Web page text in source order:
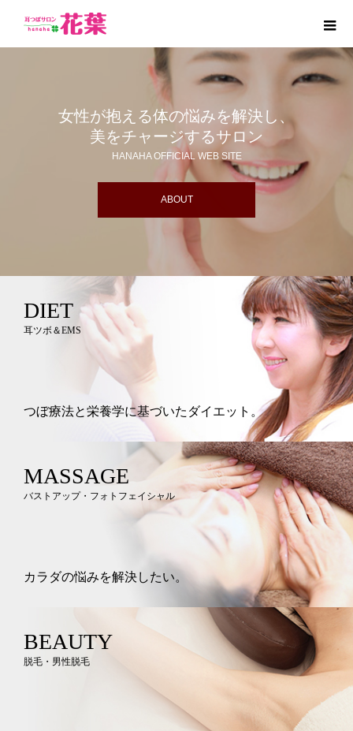
女性が抱える体の悩みを解決し、
美をチャージするサロン
HANAHA OFFICIAL WEB SITE
ABOUT
DIET
耳ツボ＆EMS
つぼ療法と栄養学に基づいたダイエット。
MASSAGE
バストアップ・フォトフェイシャル
カラダの悩みを解決したい。
BEAUTY
脱毛・男性脱毛